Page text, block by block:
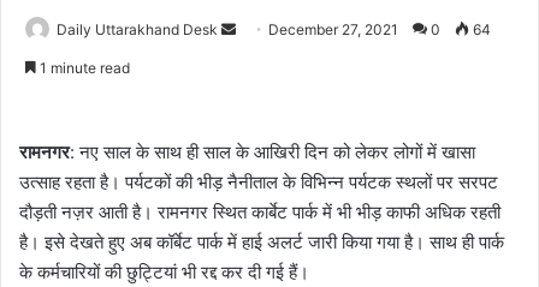
Daily Uttarakhand Desk
Send December 27, 2021 0 64
1 minute read
रामनगर: नए साल के साथ ही साल के आखिरी दिन को लेकर लोगों में खासा
उत्साह रहता है। पर्यटकों की भीड़ नैनीताल के विभिन्न पर्यटक स्थलों पर सरपट
दौड़ती नज़र आती है। रामनगर स्थित कार्बेट पार्क में भी भीड़ काफी अधिक रहती
है। इसे देखते हुए अब कॉर्बेट पार्क में हाई अलर्ट जारी किया गया है। साथ ही पार्क
के कर्मचारियों की छुट्टियां भी रद्द कर दी गई हैं।